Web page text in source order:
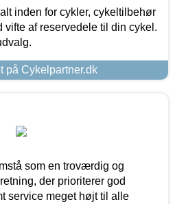
inden for cykler, cykeltilbehør
vifte af reservedele til din cykel.
på Cykelpartner.dk
som en troværdig og
der prioriterer god
service meget højt til alle